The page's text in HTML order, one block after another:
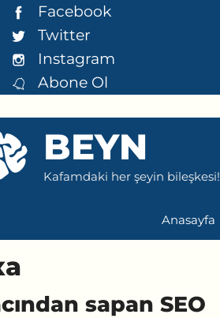
Facebook
Twitter
Instagram
Abone Ol
BEYN
Kafamdaki her şeyin bileşkesi!
Anasayfa
sapan SEO